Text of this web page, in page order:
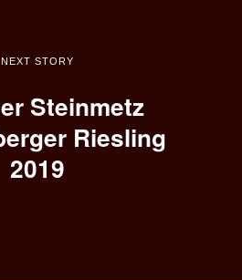
NEXT STORY
Steinmetz
Riesling
2019